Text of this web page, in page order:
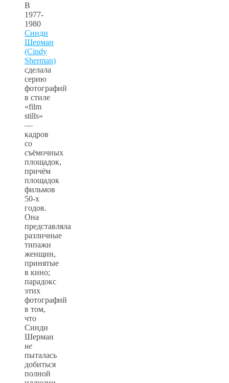
В
1977-
1980
Синди
Шерман
(Cindy
Sherman)
сделала
серию
фотографий
в стиле
«film
stills»
—
кадров
со
съёмочных
площадок,
причём
площадок
фильмов
50-х
годов.
Она
представляла
различные
типажи
женщин,
принятые
в кино;
парадокс
этих
фотографий
в том,
что
Синди
Шерман
не
пыталась
добиться
полной